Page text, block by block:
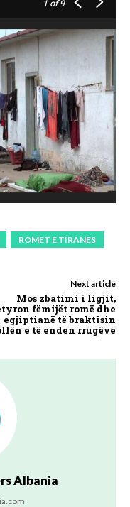
1 of 9
ROMET E TIRANES
Next article
Mos zbatimi i ligjit,
fëmijët romë dhe
egjiptianë të braktisin
e të enden rrugëve
Albania